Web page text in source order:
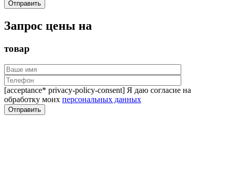
Запрос цены на
товар
[acceptance* privacy-policy-consent] Я даю согласие на
обработку моих персональных данных